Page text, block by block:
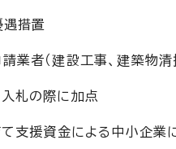
措置
業者（建設工事、建築物
札の際に加点
援資金による中小企業